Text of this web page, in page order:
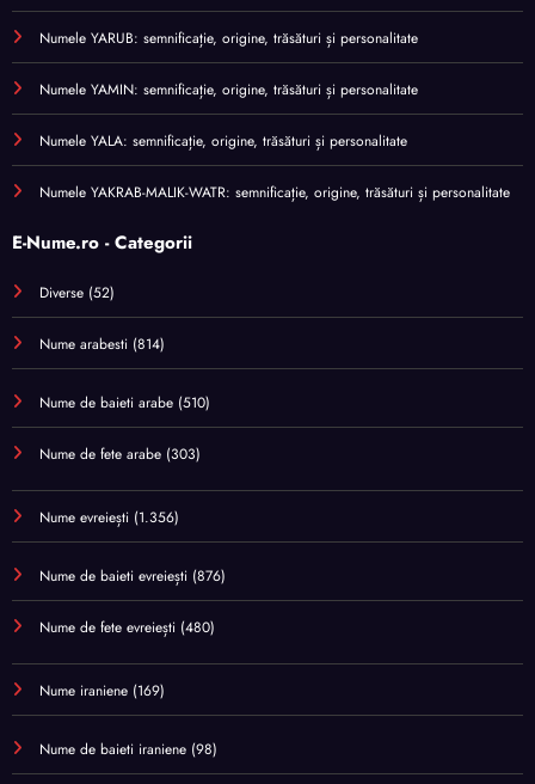
Numele YARUB: semnificație, origine, trăsături și personalitate
Numele YAMIN: semnificație, origine, trăsături și personalitate
Numele YALA: semnificație, origine, trăsături și personalitate
Numele YAKRAB-MALIK-WATR: semnificație, origine, trăsături și personalitate
E-Nume.ro - Categorii
Diverse (52)
Nume arabesti (814)
Nume de baieti arabe (510)
Nume de fete arabe (303)
Nume evreiești (1.356)
Nume de baieti evreiești (876)
Nume de fete evreiești (480)
Nume iraniene (169)
Nume de baieti iraniene (98)